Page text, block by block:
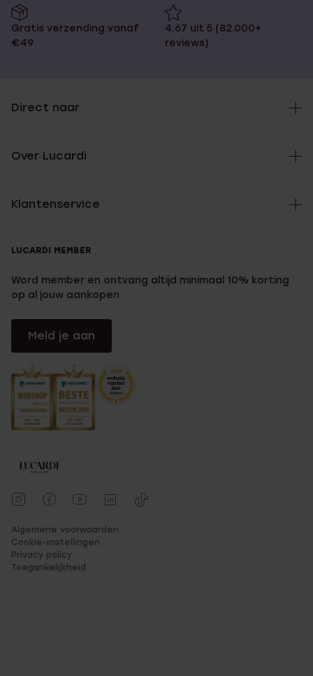
Gratis verzending vanaf
€49
4,67 uit 5 (82.000+
reviews)
Direct naar
Over Lucardi
Klantenservice
LUCARDI MEMBER
Word member en ontvang altijd minimaal 10% korting
op al jouw aankopen
Meld je aan
Algemene voorwaarden
Cookie-instellingen
Privacy policy
Toegankelijkheid